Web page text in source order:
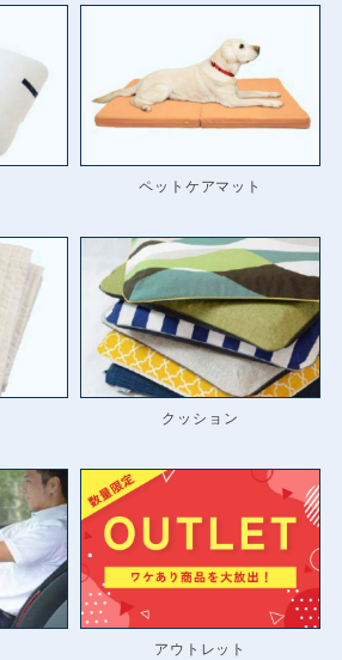
ペットケアマット
クッション
アウトレット